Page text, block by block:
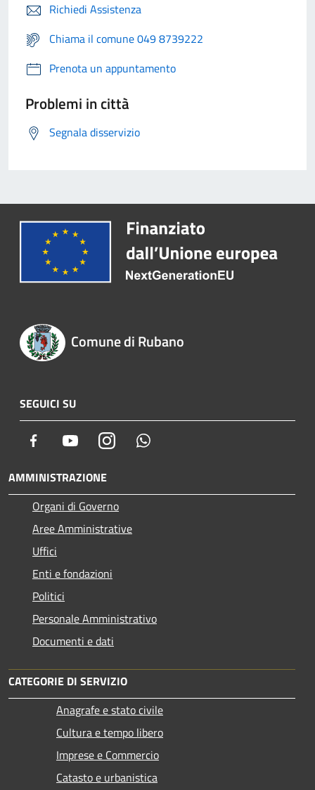
Richiedi Assistenza
Chiama il comune 049 8739222
Prenota un appuntamento
Problemi in città
Segnala disservizio
Comune di Rubano
SEGUICI SU
Facebook YoutubeInstagram
AMMINISTRAZIONE
Organi di Governo
Aree Amministrative
Uffici
Enti e fondazioni
Politici
Personale Amministrativo
Documenti e dati
CATEGORIE DI SERVIZIO
Anagrafe e stato civile
Cultura e tempo libero
Imprese e Commercio
Catasto e urbanistica